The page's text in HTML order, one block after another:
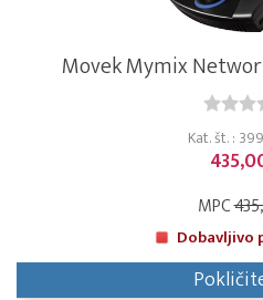
Movek Mymix
Kat. št. :
MPC
Dobavljivo